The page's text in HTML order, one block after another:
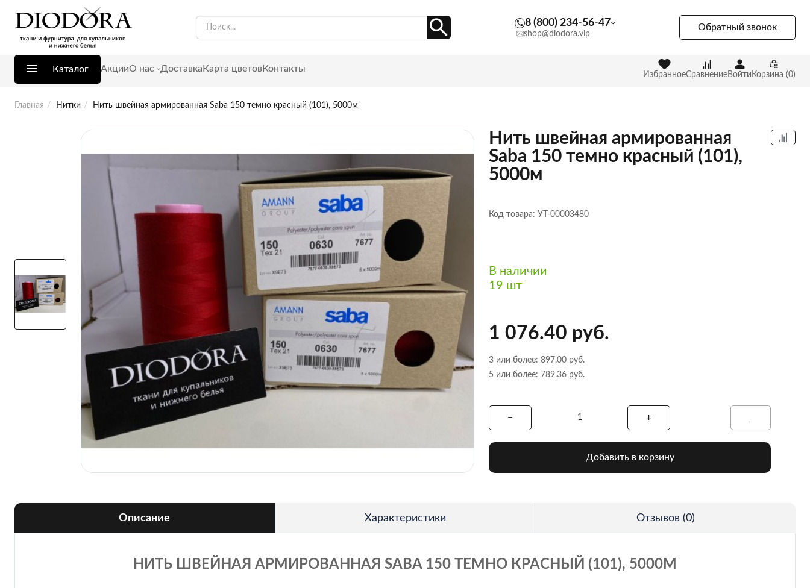
8 (800) 234-56-47
shop@diodora.vip
Обратный звонок
Каталог АкцииО нас Доставка Карта цветовКонтакты
ИзбранноеСравнениеВойти Корзина (0)
Главная Нитки Нить швейная армированная Saba 150 темно красный (101), 5000м
Нить швейная армированная
Saba 150 темно красный (101),
5000м
Код товара: УТ-00003480
В наличии
19 шт
1 076.40 руб.
3 или более: 897.00 руб.
5 или более: 789.36 руб.
Добавить в корзину
Описание Характеристики Отзывов (0)
НИТЬ ШВЕЙНАЯ АРМИРОВАННАЯ SABA 150 ТЕМНО КРАСНЫЙ (101), 5000М